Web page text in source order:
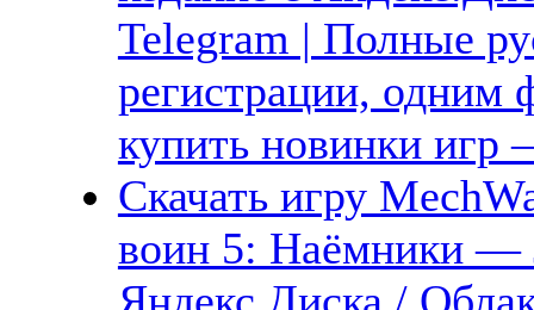
Telegram | Полные
регистрации, одним
купить новинки
Скачать игру
воин 5: Наёмники —